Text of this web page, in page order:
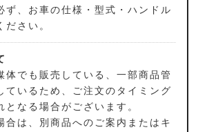
ず、お車の仕様・型式・ハンドル
ださい。
体でも販売している、一部商品管
ているため、ご注文のタイミング
となる場合がございます。
合は、別商品へのご案内またはキ